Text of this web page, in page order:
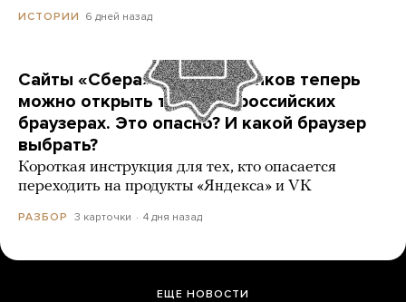
ИСТОРИИ 6 дней назад
Сайты «Сбера» и других банков теперь
можно открыть только в российских
браузерах. Это опасно? И какой браузер
выбрать?
Короткая инструкция для тех, кто опасается
переходить на продукты «Яндекса» и VK
РАЗБОР 3 карточки 4 дня назад
ЕЩЕ НОВОСТИ